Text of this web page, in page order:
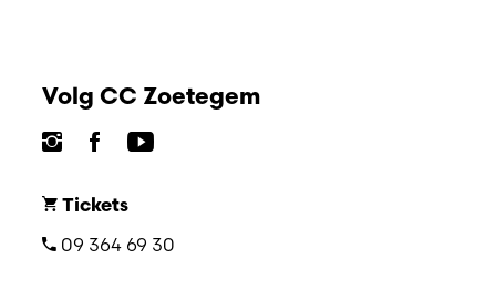
Volg CC Zoetegem
Tickets
09 364 69 30